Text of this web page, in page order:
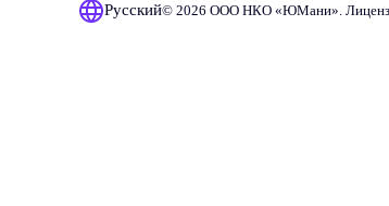
Русский© 2026 ООО НКО «ЮМани».